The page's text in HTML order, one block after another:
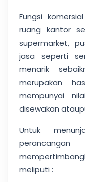
Fungsi
ruang kantor
supermarket,
jasa seperti
menarik
merupakan
mempunyai
disewakan
Untuk
perancangan
meliputi :